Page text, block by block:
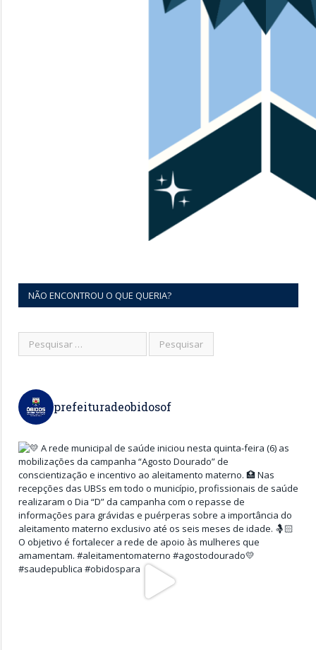
NÃO ENCONTROU O QUE QUERIA?
prefeituradeobidosof